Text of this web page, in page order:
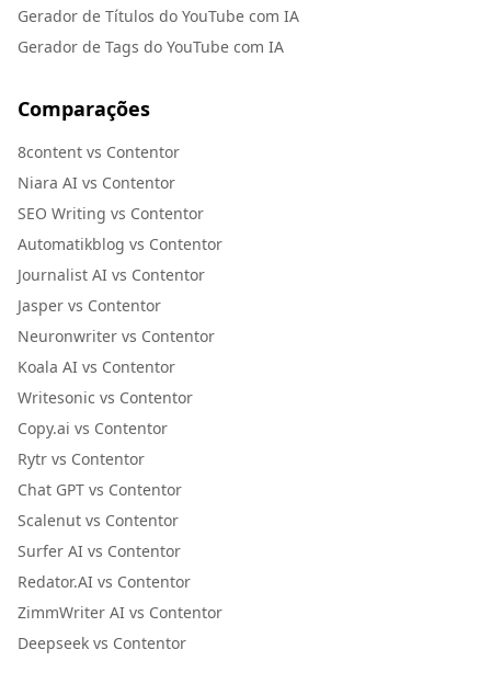
Gerador de Títulos do YouTube com IA
Gerador de Tags do YouTube com IA
Comparações
8content vs Contentor
Niara AI vs Contentor
SEO Writing vs Contentor
Automatikblog vs Contentor
Journalist AI vs Contentor
Jasper vs Contentor
Neuronwriter vs Contentor
Koala AI vs Contentor
Writesonic vs Contentor
Copy.ai vs Contentor
Rytr vs Contentor
Chat GPT vs Contentor
Scalenut vs Contentor
Surfer AI vs Contentor
Redator.AI vs Contentor
ZimmWriter AI vs Contentor
Deepseek vs Contentor